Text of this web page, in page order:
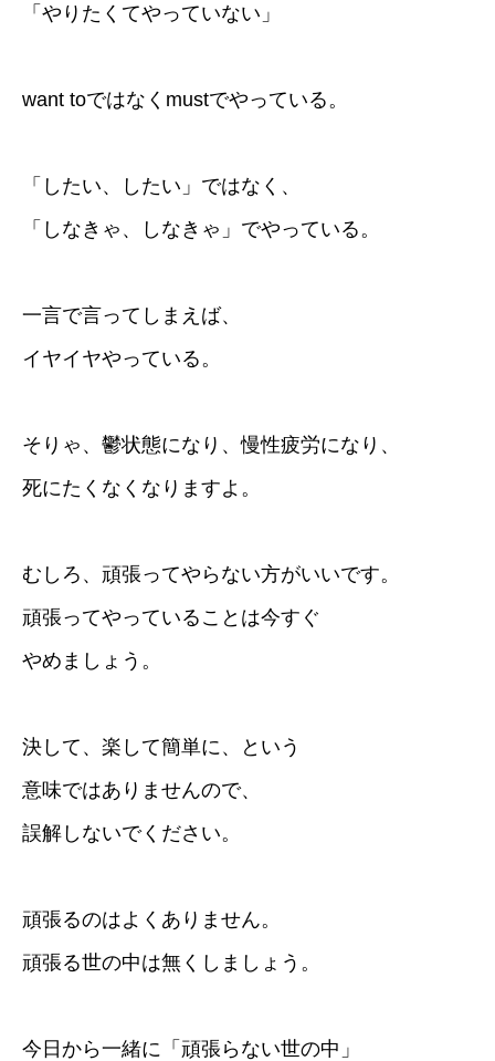
「やりたくてやっていない」
want toではなくmustでやっている。
「したい、したい」ではなく、
「しなきゃ、しなきゃ」でやっている。
一言で言ってしまえば、
イヤイヤやっている。
そりゃ、鬱状態になり、慢性疲労になり、
死にたくなくなりますよ。
むしろ、頑張ってやらない方がいいです。
頑張ってやっていることは今すぐ
やめましょう。
決して、楽して簡単に、という
意味ではありませんので、
誤解しないでください。
頑張るのはよくありません。
頑張る世の中は無くしましょう。
今日から一緒に「頑張らない世の中」